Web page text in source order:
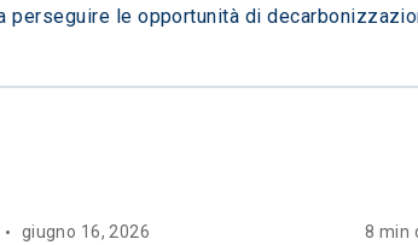
le opportunità di
giugno 16, 2026 8 min